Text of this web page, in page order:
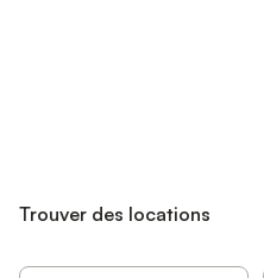
Trouver des locations